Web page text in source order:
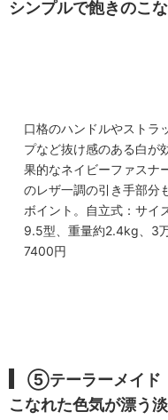
シンプルで飽きのこ
口格のハンドルやストラ
プなど抜け感のある白が
果的なネイビーファスナ
のレザ一調の引き手部分
ボイント。自立式：サイ
9.5型、重量約2.4kg、3
7400円
⑤テーラーメイド
こなれた色気が漂う